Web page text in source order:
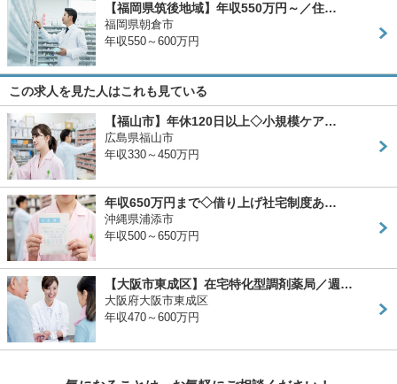
【福岡県筑後地域】年収550万円～／住…
福岡県朝倉市
年収550～600万円
この求人を見た人はこれも見ている
【福山市】年休120日以上◇小規模ケア…
広島県福山市
年収330～450万円
年収650万円まで◇借り上げ社宅制度あ…
沖縄県浦添市
年収500～650万円
【大阪市東成区】在宅特化型調剤薬局／週…
大阪府大阪市東成区
年収470～600万円